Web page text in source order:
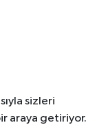
sizleri
araya getiriyor.